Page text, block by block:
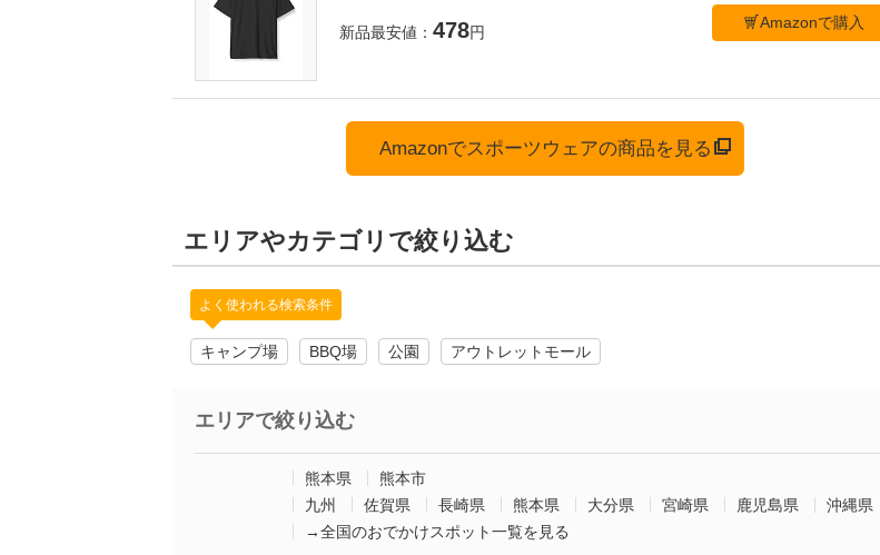
新品最安値： 478円
Amazonで購入
Amazonでスポーツウェアの商品を見る
エリアやカテゴリで絞り込む
よく使われる検索条件
キャンプ場 BBQ場 公園 アウトレットモール
エリアで絞り込む
熊本県
熊本市
九州
佐賀県 長崎県 熊本県 大分県 宮崎県 鹿児島県
沖縄県
→全国のおでかけスポット一覧を見る